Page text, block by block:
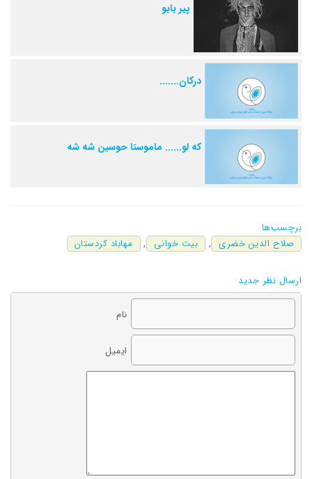
پیر بابو
درکان.......
که لو...... ماموستا حوسین شه شه
برچسب‌ها
صلاح الدین خضری , بیت خوانی , مهاباد کردستان
ارسال نظر جدید
نام
ایمیل